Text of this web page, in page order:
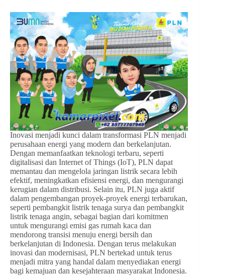
Inovasi menjadi kunci dalam transformasi PLN menjadi
perusahaan energi yang modern dan berkelanjutan.
Dengan memanfaatkan teknologi terbaru, seperti
digitalisasi dan Internet of Things (IoT), PLN dapat
memantau dan mengelola jaringan listrik secara lebih
efektif, meningkatkan efisiensi energi, dan mengurangi
kerugian dalam distribusi. Selain itu, PLN juga aktif
dalam pengembangan proyek-proyek energi terbarukan,
seperti pembangkit listrik tenaga surya dan pembangkit
listrik tenaga angin, sebagai bagian dari komitmen
untuk mengurangi emisi gas rumah kaca dan
mendorong transisi menuju energi bersih dan
berkelanjutan di Indonesia. Dengan terus melakukan
inovasi dan modernisasi, PLN bertekad untuk terus
menjadi mitra yang handal dalam menyediakan energi
bagi kemajuan dan kesejahteraan masyarakat Indonesia.